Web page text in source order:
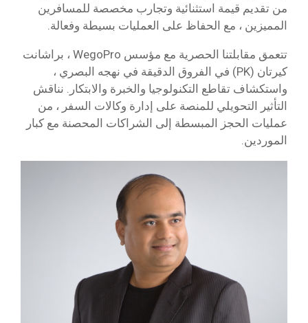
من تقديم قيمة استثنائية وتجارب مخصصة للمسافرين
المميزين ، مع الحفاظ على العمليات بسيطة وفعالة.
تتعمق مقابلتنا الحصرية مع مؤسس WegoPro ، براشانت
كيرتان (PK) في الفروق الدقيقة في نهجه البصري ،
واستكشاف تقاطع التكنولوجيا والخبرة والابتكار. نناقش
التأثير التحويلي للمنصة على إدارة وكالات السفر ، من
عمليات الحجز المبسطة إلى الشراكات المحصنة مع كبار
الموردين.